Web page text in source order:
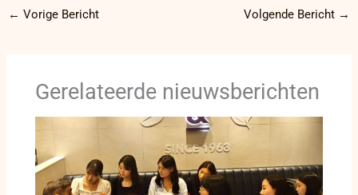
← Vorige Bericht Volgende Bericht →
Gerelateerde nieuwsberichten